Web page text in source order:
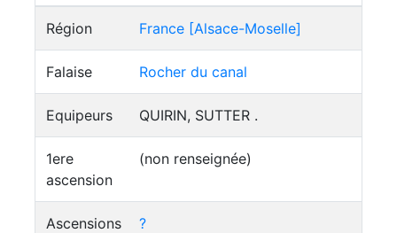
Région France [Alsace-Moselle]
Falaise Rocher du canal
Equipeurs QUIRIN, SUTTER .
1ere
ascension
(non renseignée)
Ascensions
?